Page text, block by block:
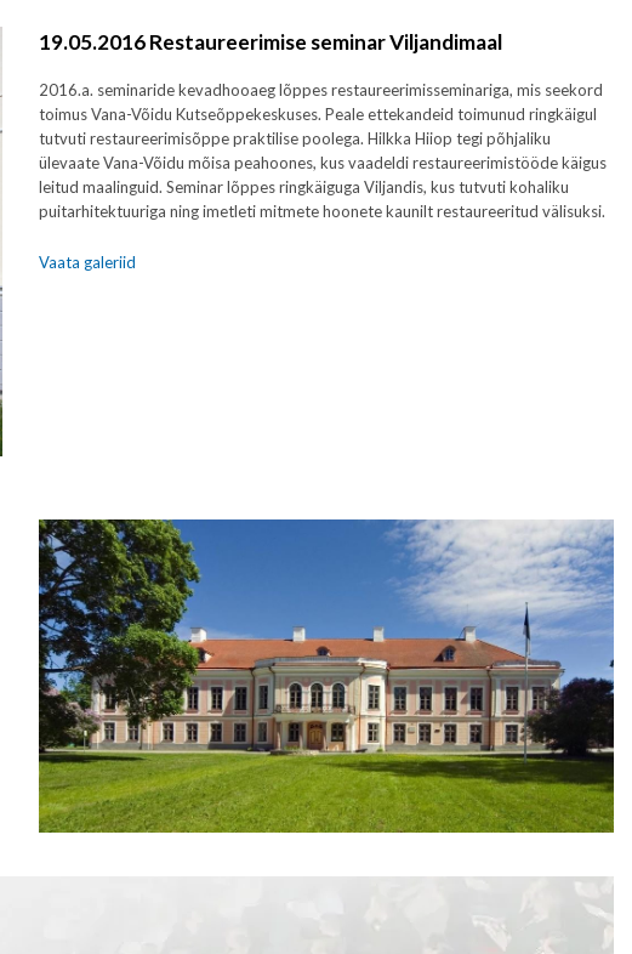
19.05.2016 Restaureerimise seminar Viljandimaal
2016.a. seminaride kevadhooaeg lõppes restaureerimisseminariga, mis seekord
toimus Vana-Võidu Kutseõppekeskuses. Peale ettekandeid toimunud ringkäigul
tutvuti restaureerimisõppe praktilise poolega. Hilkka Hiiop tegi põhjaliku
ülevaate Vana-Võidu mõisa peahoones, kus vaadeldi restaureerimistööde käigus
leitud maalinguid. Seminar lõppes ringkäiguga Viljandis, kus tutvuti kohaliku
puitarhitektuuriga ning imetleti mitmete hoonete kaunilt restaureeritud välisuksi.
Vaata galeriid